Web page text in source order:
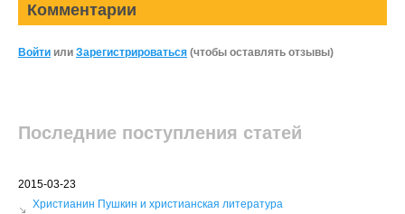
Комментарии
Войти или Зарегистрироваться (чтобы оставлять отзывы)
Последние поступления статей
2015-03-23
Христианин Пушкин и христианская литература